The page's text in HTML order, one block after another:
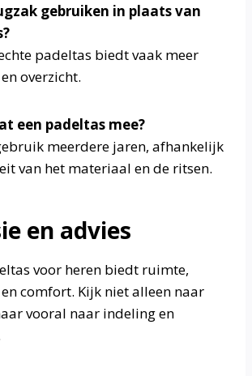
gebruiken in plaats van
padeltas biedt vaak meer
overzicht.
een padeltas mee?
meerdere jaren, afhankelijk
van het materiaal en de ritsen.
en advies
voor heren biedt ruimte,
comfort. Kijk niet alleen naar
vooral naar indeling en